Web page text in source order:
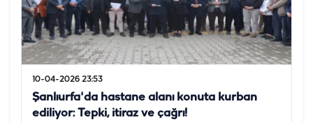
10-04-2026 23:53
Şanlıurfa'da hastane alanı konuta kurban
ediliyor: Tepki, itiraz ve çağrı!